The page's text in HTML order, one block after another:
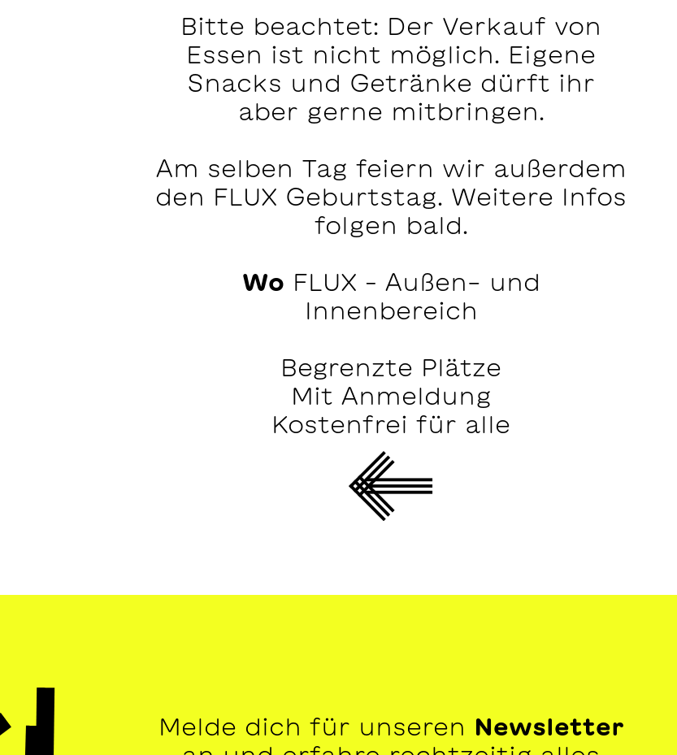
Bitte beachtet: Der Verkauf von
Essen ist nicht möglich. Eigene
Snacks und Getränke dürft ihr
aber gerne mitbringen.
Am selben Tag feiern wir außerdem
den FLUX Geburtstag. Weitere Infos
folgen bald.
Wo FLUX – Außen- und
Innenbereich
Begrenzte Plätze
Mit Anmeldung
Kostenfrei für alle
Melde dich für unseren Newsletter